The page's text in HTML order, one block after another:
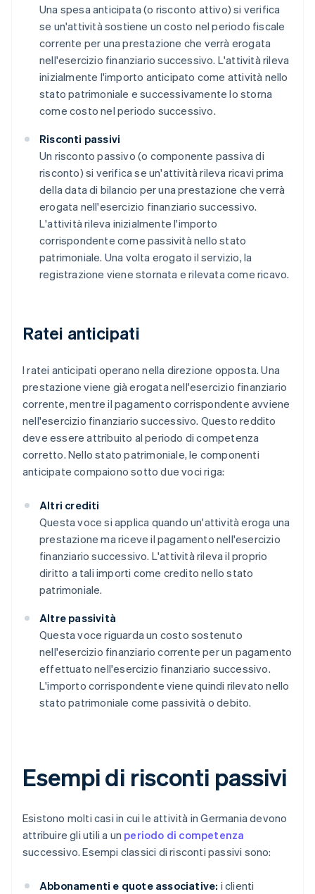
Una spesa anticipata (o risconto attivo) si verifica
se un'attività sostiene un costo nel periodo fiscale
corrente per una prestazione che verrà erogata
nell'esercizio finanziario successivo. L'attività rileva
inizialmente l'importo anticipato come attività nello
stato patrimoniale e successivamente lo storna
come costo nel periodo successivo.
Risconti passivi
Un risconto passivo (o componente passiva di
risconto) si verifica se un'attività rileva ricavi prima
della data di bilancio per una prestazione che verrà
erogata nell'esercizio finanziario successivo.
L'attività rileva inizialmente l'importo
corrispondente come passività nello stato
patrimoniale. Una volta erogato il servizio, la
registrazione viene stornata e rilevata come ricavo.
Ratei anticipati
I ratei anticipati operano nella direzione opposta. Una
prestazione viene già erogata nell'esercizio finanziario
corrente, mentre il pagamento corrispondente avviene
nell'esercizio finanziario successivo. Questo reddito
deve essere attribuito al periodo di competenza
corretto. Nello stato patrimoniale, le componenti
anticipate compaiono sotto due voci riga:
Altri crediti
Questa voce si applica quando un'attività eroga una
prestazione ma riceve il pagamento nell'esercizio
finanziario successivo. L'attività rileva il proprio
diritto a tali importi come credito nello stato
patrimoniale.
Altre passività
Questa voce riguarda un costo sostenuto
nell'esercizio finanziario corrente per un pagamento
effettuato nell'esercizio finanziario successivo.
L'importo corrispondente viene quindi rilevato nello
stato patrimoniale come passività o debito.
Esempi di risconti passivi
Esistono molti casi in cui le attività in Germania devono
attribuire gli utili a un periodo di competenza
successivo. Esempi classici di risconti passivi sono:
Abbonamenti e quote associative: i clienti